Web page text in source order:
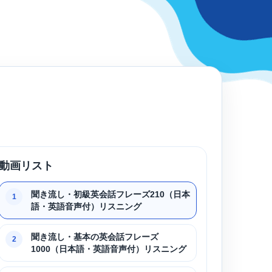
画リスト
1
聞き流し・初級英会話フレーズ210（日本
語・英語音声付）リスニング
2
聞き流し・基本の英会話フレーズ
1000（日本語・英語音声付）リスニング